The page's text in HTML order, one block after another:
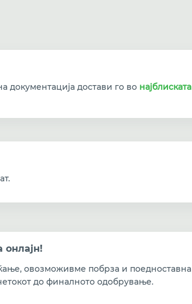
документација достави го во
онлајн!
овозможивме побрза и
до финалното одобрување.